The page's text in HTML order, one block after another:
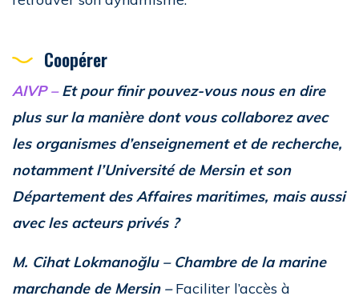
Coopérer
AIVP –Et pour finir pouvez-vous nous en dire
plus sur la manière dont vous collaborez avec
les organismes d’enseignement et de recherche,
notamment l’Université de Mersin et son
Département des Affaires maritimes, mais aussi
avec les acteurs privés ?
M. Cihat Lokmanoğlu – Chambre de la marine
marchande de Mersin –Faciliter l’accès à